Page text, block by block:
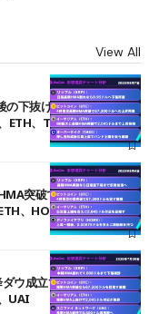
View All
下抜けで0.95ドルを試
ETH、TAKE
突破で雲下端を目指す
、HOME
ウ成立で下値追う展開
UAI